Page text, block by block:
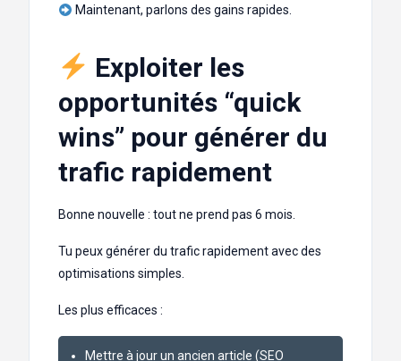
Maintenant, parlons des gains rapides.
Exploiter les
opportunités “quick
wins” pour générer du
trafic rapidement
Bonne nouvelle : tout ne prend pas 6 mois.
Tu peux générer du trafic rapidement avec des
optimisations simples.
Les plus efficaces :
Mettre à jour un ancien article (SEO